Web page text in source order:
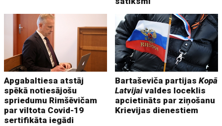
Apgabaltiesa atstāj
spēkā notiesājošu
spriedumu Rimšēvičam
par viltota Covid-19
sertifikāta iegādi
Bartaševiča partijasKopā
Latvijai valdes loceklis
apcietināts par ziņošanu
Krievijas dienestiem